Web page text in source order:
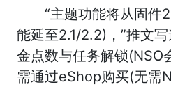
“主题功能将从固件
能延至2.1/2.2)，”推文
金点数与任务解锁(NSO
需通过eShop购买(无需